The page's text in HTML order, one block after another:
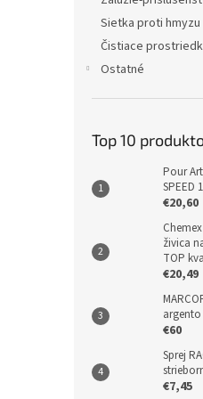
Sietka proti hmyzu
Čistiace
Ostatné
Top 10
Pour
SPEED
€20,60
živica
TOP
€20,49
€60
Sprej
€7,45